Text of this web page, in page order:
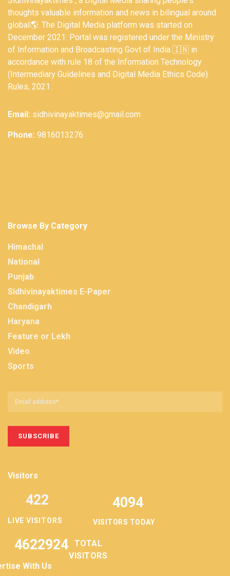
thoughts valuable information and news in bilingual around
global🌎. The Digital Media platform was started on
December 2021. Portal was registered under the Ministry
of Information and Broadcasting Govt of India 🇮🇳 in
accordance with rule 18 of the Information Technology
(Intermediary Guidelines and Digital Media Ethics Code)
Rules, 2021.
Email: sidhivinayaktimes@gmail.com
Phone: 9816013276
Browse By Category
Himachal
National
Punjab
Sidhivinayaktimes E-Paper
Chandigarh
Haryana
Feature or Lekh
Video
Sports
Visitors
LIVE VISITORS
422 4094
VISITORS TODAY
4622924
TOTAL
VISITORS
With Us